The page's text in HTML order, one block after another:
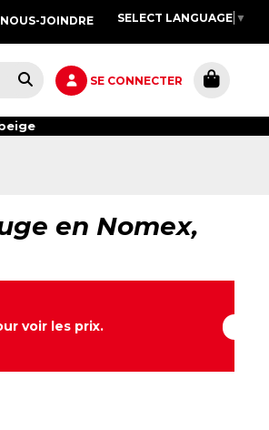
NOUS-JOINDRE SELECT LANGUAGE ▼
SE CONNECTER
en Nomex,
voir les prix.